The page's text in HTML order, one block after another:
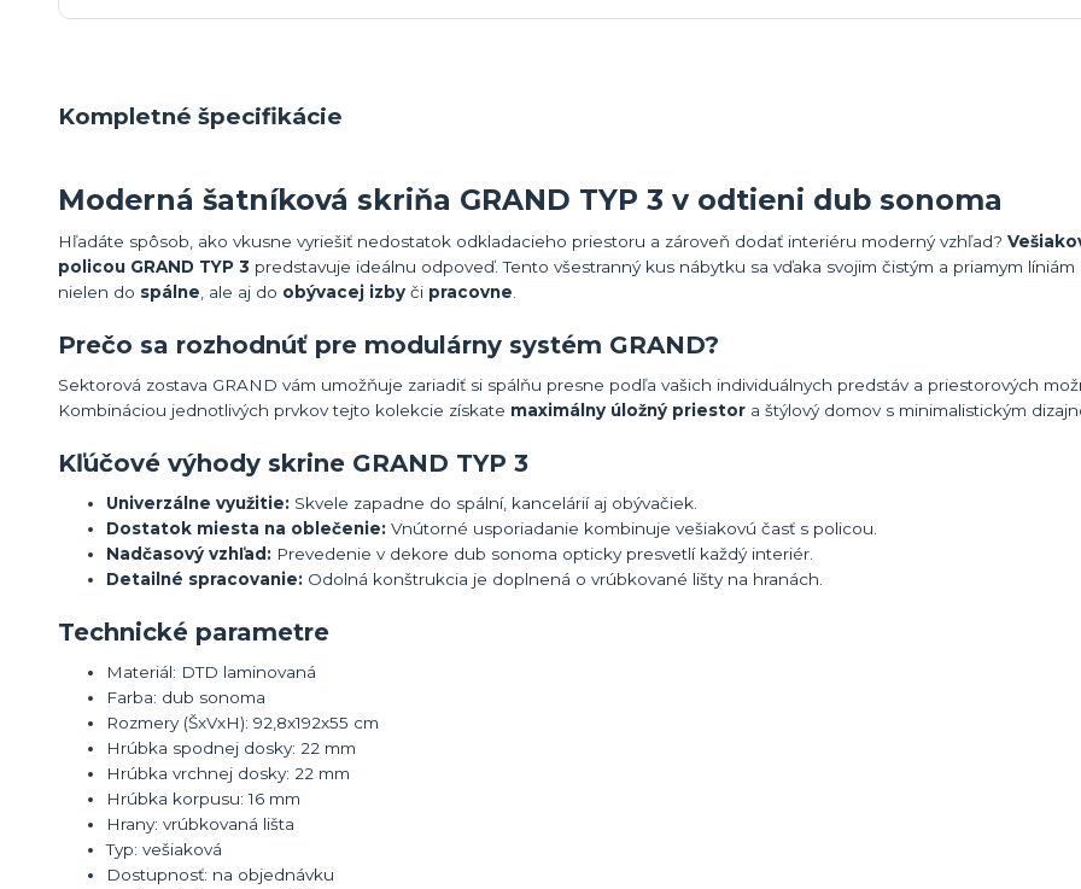
Kompletné špecifikácie
Moderná šatníková skriňa GRAND TYP 3 v odtieni dub sonoma
Hľadáte spôsob, ako vkusne vyriešiť nedostatok odkladacieho priestoru a zároveň dodať interiéru moderný vzhľad?
policou GRAND TYP 3 predstavuje ideálnu odpoveď. Tento všestranný kus nábytku sa vďaka svojim čistým a priamym
nielen do spálne , ale aj do obývacej izby či pracovne
Prečo sa rozhodnúť pre modulárny systém GRAND?
Sektorová zostava GRAND vám umožňuje zariadiť si spálňu presne podľa vašich individuálnych predstáv a priestorových
Kombináciou jednotlivých prvkov tejto kolekcie získate maximálny úložný priestor a štýlový domov s minimalistickým
Kľúčové výhody skrine GRAND TYP 3
Univerzálne využitie: Skvele zapadne do spální, kancelárií aj obývačiek.
Dostatok miesta na oblečenie: Vnútorné usporiadanie kombinuje vešiakovú časť s policou.
Nadčasový vzhľad: Prevedenie v dekore dub sonoma opticky presvetlí každý interiér.
Detailné spracovanie: Odolná konštrukcia je doplnená o vrúbkované lišty na hranách.
Technické parametre
Materiál: DTD laminovaná
Farba: dub sonoma
Rozmery (ŠxVxH): 92,8x192x55 cm
Hrúbka spodnej dosky: 22 mm
Hrúbka vrchnej dosky: 22 mm
Hrúbka korpusu: 16 mm
Hrany: vrúbkovaná lišta
Typ: vešiaková
Dostupnosť: na objednávku